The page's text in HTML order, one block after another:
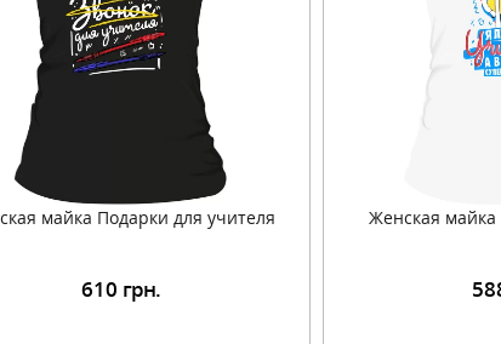
майка Подарки для учителя
610 грн.
Женская
Подробнее